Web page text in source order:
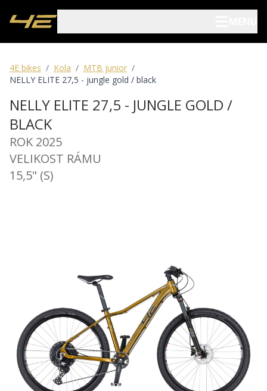
Pojištění kol
Prodejci
cs
4E bikes / Kola / MTB junior /
NELLY ELITE 27,5 - jungle gold / black
NELLY ELITE 27,5 - JUNGLE GOLD /
BLACK
ROK 2025
VELIKOST RÁMU
15,5" (S)